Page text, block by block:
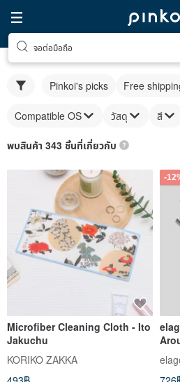
จอต่อมือถือ
Pinkoi's picks Free
Compatible OS วัสดุ สี
พบสินค้า 343 ชิ้นที่เกี่ยวกับ
Microfiber Cleaning Cloth - Ito
Jakuchu
KORIKO ZAKKA
-